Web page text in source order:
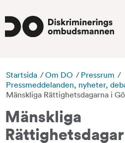
Startsida /Om DO / Pressrum /
Pressmeddelanden, nyheter,
Mänskliga Rättighetsdagarna i
Mänskliga